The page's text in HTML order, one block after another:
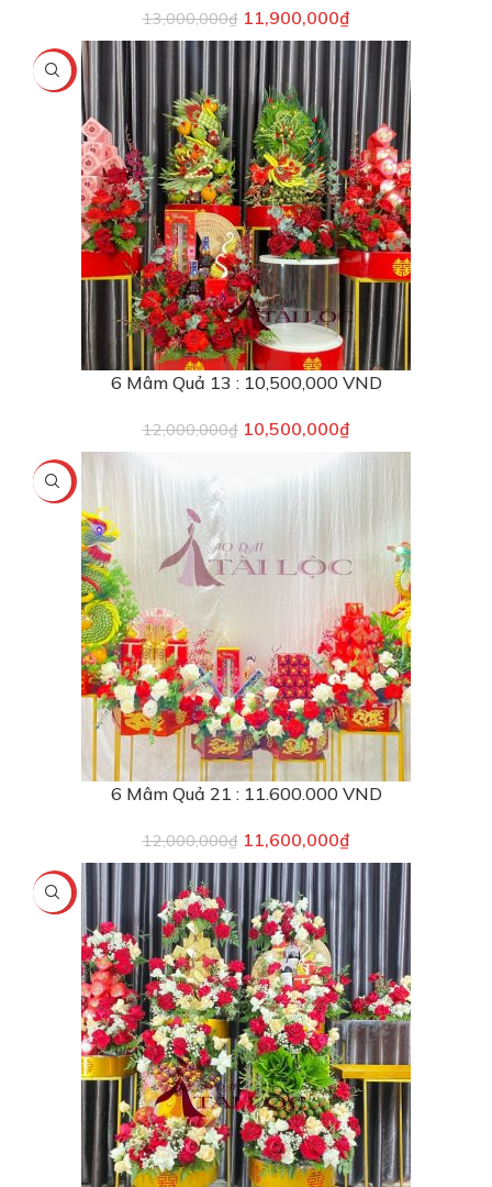
13,000,000₫ 11,900,000₫
-13%
6 Mâm Quả 13 : 10,500,000 VND
12,000,000₫ 10,500,000₫
-3%
6 Mâm Quả 21 : 11.600.000 VND
12,000,000₫ 11,600,000₫
-4%